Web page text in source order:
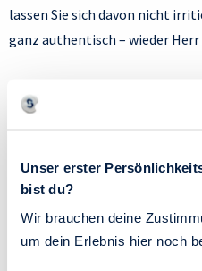
Unser erster
bist du?
Wir brauchen deine
um dein Erlebnis hier noch
lassen Sie sich davon nicht
ganz authentisch – wieder Herr
Grenzen der
zukünftigen Vorgesetzten
erzählen wollen. Das ist
Authentizität bedeutet
preisgeben muss. Es gibt